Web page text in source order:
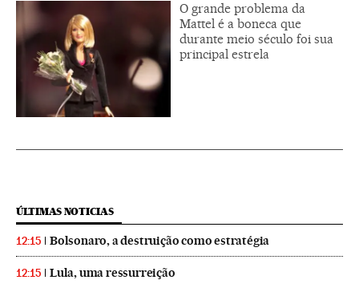
O grande problema da
Mattel é a boneca que
durante meio século foi sua
principal estrela
ÚLTIMAS NOTICIAS
12:15 Bolsonaro, a destruição como estratégia
12:15 Lula, uma ressurreição